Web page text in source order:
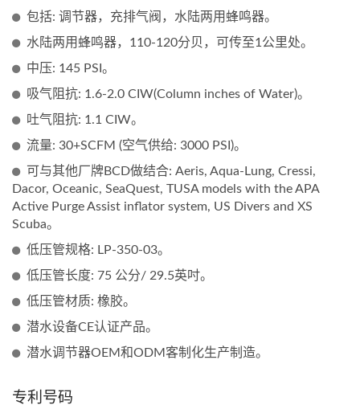
包括: 调节器，充排气阀，水陆两用蜂鸣器。
水陆两用蜂鸣器，110-120分贝，可传至1公里处。
中压: 145 PSI。
吸气阻抗: 1.6-2.0 CIW(Column inches of Water)。
吐气阻抗: 1.1 CIW。
流量: 30+SCFM (空气供给: 3000 PSI)。
可与其他厂牌BCD做结合: Aeris, Aqua-Lung, Cressi,
Dacor, Oceanic, SeaQuest, TUSA models with the APA
Active Purge Assist inflator system, US Divers and XS
Scuba。
低压管规格: LP-350-03。
低压管长度: 75 公分/ 29.5英吋。
低压管材质: 橡胶。
潜水设备CE认证产品。
潜水调节器OEM和ODM客制化生产制造。
专利号码